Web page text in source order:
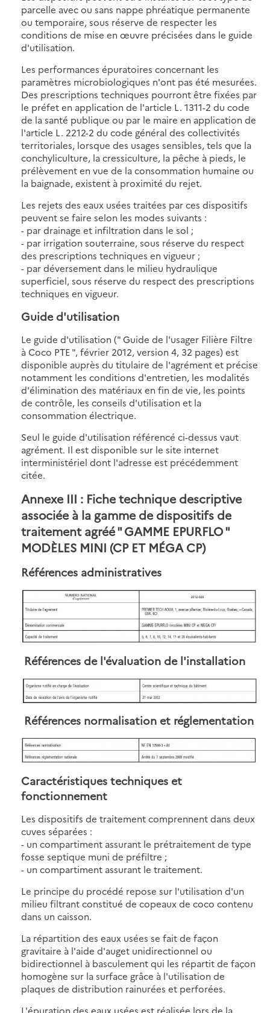
parcelle avec ou sans nappe phréatique permanente
ou temporaire, sous réserve de respecter les
conditions de mise en œuvre précisées dans le guide
d'utilisation.
Les performances épuratoires concernant les
paramètres microbiologiques n'ont pas été mesurées.
Des prescriptions techniques pourront être fixées par
le préfet en application de l'article L. 1311-2 du code
de la santé publique ou par le maire en application de
l'article L. 2212-2 du code général des collectivités
territoriales, lorsque des usages sensibles, tels que la
conchyliculture, la cressiculture, la pêche à pieds, le
prélèvement en vue de la consommation humaine ou
la baignade, existent à proximité du rejet.
Les rejets des eaux usées traitées par ces dispositifs
peuvent se faire selon les modes suivants :
- par drainage et infiltration dans le sol ;
- par irrigation souterraine, sous réserve du respect
des prescriptions techniques en vigueur ;
- par déversement dans le milieu hydraulique
superficiel, sous réserve du respect des prescriptions
techniques en vigueur.
Guide d'utilisation
Le guide d'utilisation (" Guide de l'usager Filière Filtre
à Coco PTE ", février 2012, version 4, 32 pages) est
disponible auprès du titulaire de l'agrément et précise
notamment les conditions d'entretien, les modalités
d'élimination des matériaux en fin de vie, les points
de contrôle, les conseils d'utilisation et la
consommation électrique.
Seul le guide d'utilisation référencé ci-dessus vaut
agrément. Il est disponible sur le site internet
interministériel dont l'adresse est précédemment
citée.
Annexe III : Fiche technique descriptive
associée à la gamme de dispositifs de
traitement agréé " GAMME EPURFLO "
MODÈLES MINI (CP ET MÉGA CP)
Références administratives
Références de l'évaluation de l'installation
Références normalisation et réglementation
Caractéristiques techniques et
fonctionnement
Les dispositifs de traitement comprennent dans deux
cuves séparées :
- un compartiment assurant le prétraitement de type
fosse septique muni de préfiltre ;
- un compartiment assurant le traitement.
Le principe du procédé repose sur l'utilisation d'un
milieu filtrant constitué de copeaux de coco contenu
dans un caisson.
La répartition des eaux usées se fait de façon
gravitaire à l'aide d'auget unidirectionnel ou
bidirectionnel à basculement qui les répartit de façon
homogène sur la surface grâce à l'utilisation de
plaques de distribution rainurées et perforées.
L'épuration des eaux usées est réalisée lors de la